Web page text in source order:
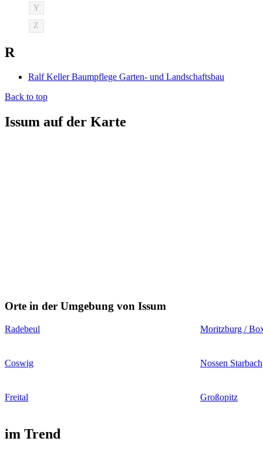
Y
Z
R
Ralf Keller Baumpflege Garten- und Landschaftsbau
Back to top
Issum auf der Karte
Orte in der Umgebung von Issum
Radebeul Moritzburg /
Coswig Nossen Starbach
Freital Großopitz
im Trend